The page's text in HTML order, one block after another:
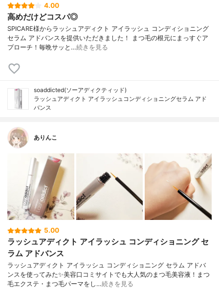
4.00
高めだけどコスパ◎
SPICARE様からラッシュアディクト アイラッシュ コンディショニング
セラム アドバンスを提供いただきました！ まつ毛の根元にまっすぐア
プローチ！毎晩サッと…続きを見る
soaddicted(ソーアディクティッド)
ラッシュアディクト アイラッシュコンディショニングセラム アド
バンス
ありんこ
5.00
ラッシュアディクト アイラッシュ コンディショニング セ
ラム アドバンス
ラッシュアディクト アイラッシュ コンディショニング セラム アドバ
ンスを使ってみた✨美容口コミサイトでも大人気のまつ毛美容液！まつ
毛エクステ・まつ毛パーマをし…続きを見る